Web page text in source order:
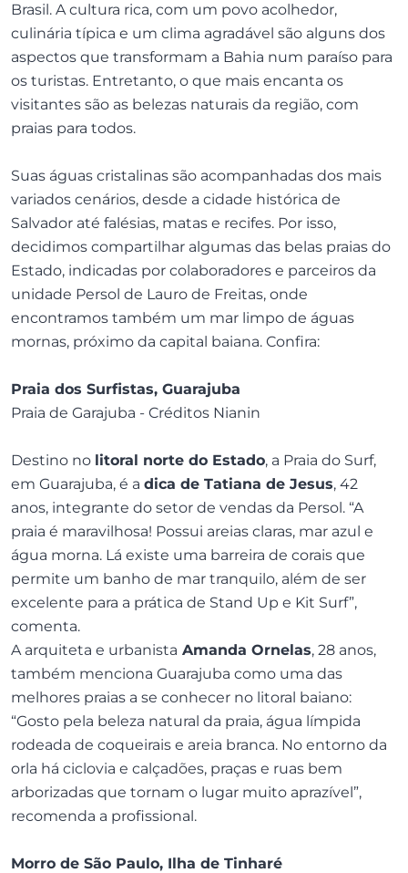
Brasil. A cultura rica, com um povo acolhedor,
culinária típica e um clima agradável são alguns dos
aspectos que transformam a Bahia num paraíso para
os turistas. Entretanto, o que mais encanta os
visitantes são as belezas naturais da região, com
praias para todos.
Suas águas cristalinas são acompanhadas dos mais
variados cenários, desde a cidade histórica de
Salvador até falésias, matas e recifes. Por isso,
decidimos compartilhar algumas das belas praias do
Estado, indicadas por colaboradores e parceiros da
unidade Persol de Lauro de Freitas, onde
encontramos também um mar limpo de águas
mornas, próximo da capital baiana. Confira:
Praia dos Surfistas, Guarajuba
Praia de Garajuba - Créditos Nianin
Destino no litoral norte do Estado, a Praia do Surf,
em Guarajuba, é a dica de Tatiana de Jesus, 42
anos, integrante do setor de vendas da Persol. “A
praia é maravilhosa! Possui areias claras, mar azul e
água morna. Lá existe uma barreira de corais que
permite um banho de mar tranquilo, além de ser
excelente para a prática de Stand Up e Kit Surf”,
comenta.
A arquiteta e urbanista Amanda Ornelas, 28 anos,
também menciona Guarajuba como uma das
melhores praias a se conhecer no litoral baiano:
“Gosto pela beleza natural da praia, água límpida
rodeada de coqueirais e areia branca. No entorno da
orla há ciclovia e calçadões, praças e ruas bem
arborizadas que tornam o lugar muito aprazível”,
recomenda a profissional.
Morro de São Paulo, Ilha de Tinharé